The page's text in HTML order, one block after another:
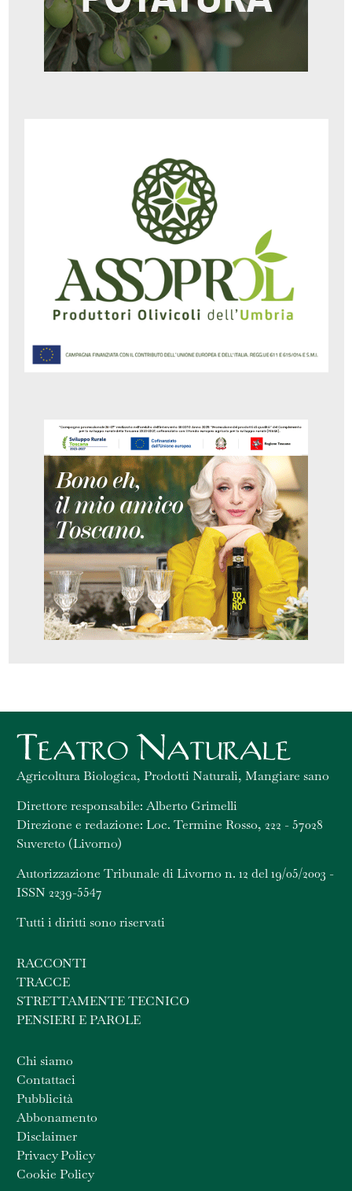
Agricoltura Biologica, Prodotti Naturali, Mangiare sano
Direttore responsabile: Alberto Grimelli
Direzione e redazione: Loc. Termine Rosso, 222 - 57028
Suvereto (Livorno)
Autorizzazione Tribunale di Livorno n. 12 del 19/05/2003 -
ISSN 2239-5547
Tutti i diritti sono riservati
RACCONTI
TRACCE
STRETTAMENTE TECNICO
PENSIERI E PAROLE
Chi siamo
Contattaci
Pubblicità
Abbonamento
Disclaimer
Privacy Policy
Cookie Policy